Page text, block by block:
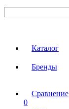
Каталог
Бренды
Сравнение
0